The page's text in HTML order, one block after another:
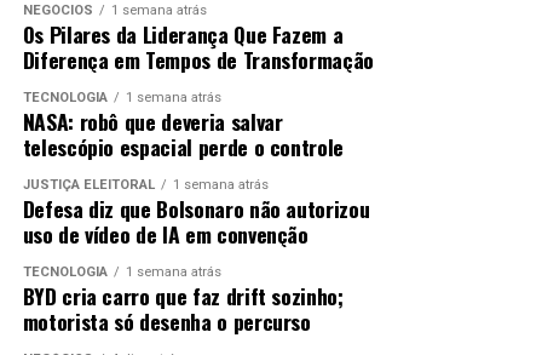
Como o Brasil é um país de grande extensão territorial,
a estação também é sentida de maneira diferente
dependendo da localização. Na cidade mais ao sul do
Brasil, Chuí (RS), durante os meses de inverno, o Sol
nasce por volta das 7h30 e se põe por volta das 17h30,
assim, os dias têm menos de 10 horas de luz.
ANÚNCIO
da cidade, também foi registrado deslizamento de terra,
na Rua São Sebastião. Nenhum imóvel foi atingido e não
NEGÓCIOS 1 semana atrás
Os Pilares da Liderança Que Fazem a
Diferença em Tempos de Transformação
TECNOLOGIA 1 semana atrás
NASA: robô que deveria salvar
telescópio espacial perde o controle
JUSTIÇA ELEITORAL 1 semana atrás
Defesa diz que Bolsonaro não autorizou
uso de vídeo de IA em convenção
TECNOLOGIA 1 semana atrás
BYD cria carro que faz drift sozinho;
motorista só desenha o percurso